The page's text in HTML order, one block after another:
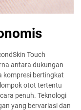
Touch
antara dukungan
kompresi bertingkat
otot tertentu
penuh. Teknologi
yang bervariasi dan